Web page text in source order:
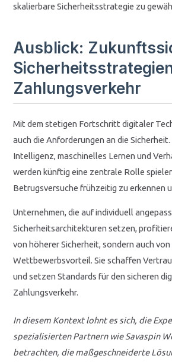
skalierbare Sicherheitsstrategie zu
Ausblick:
Zahlungsverkehr
Mit dem stetigen Fortschritt digitaler
auch die Anforderungen an die
Intelligenz, maschinelles Lernen und
werden künftig eine zentrale Rolle
Betrugsversuche frühzeitig zu erkennen
Unternehmen, die auf individuell
Sicherheitsarchitekturen setzen,
von höherer Sicherheit, sondern auch von
Wettbewerbsvorteil. Sie schaffen
und setzen Standards für den sicheren
Zahlungsverkehr.
In diesem Kontext lohnt es sich, die
spezialisierten Partnern wie Savaspin
betrachten, die maßgeschneiderte